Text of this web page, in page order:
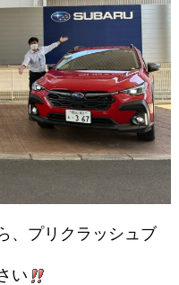
、プリクラッシュブ
い